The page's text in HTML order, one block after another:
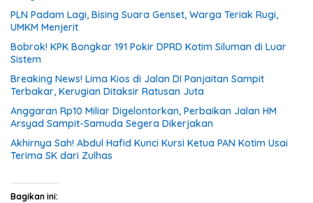
PLN Padam Lagi, Bising Suara Genset, Warga Teriak Rugi,
UMKM Menjerit
Bobrok! KPK Bongkar 191 Pokir DPRD Kotim Siluman di Luar
Sistem
Breaking News! Lima Kios di Jalan DI Panjaitan Sampit
Terbakar, Kerugian Ditaksir Ratusan Juta
Anggaran Rp10 Miliar Digelontorkan, Perbaikan Jalan HM
Arsyad Sampit-Samuda Segera Dikerjakan
Akhirnya Sah! Abdul Hafid Kunci Kursi Ketua PAN Kotim Usai
Terima SK dari Zulhas
Bagikan ini: